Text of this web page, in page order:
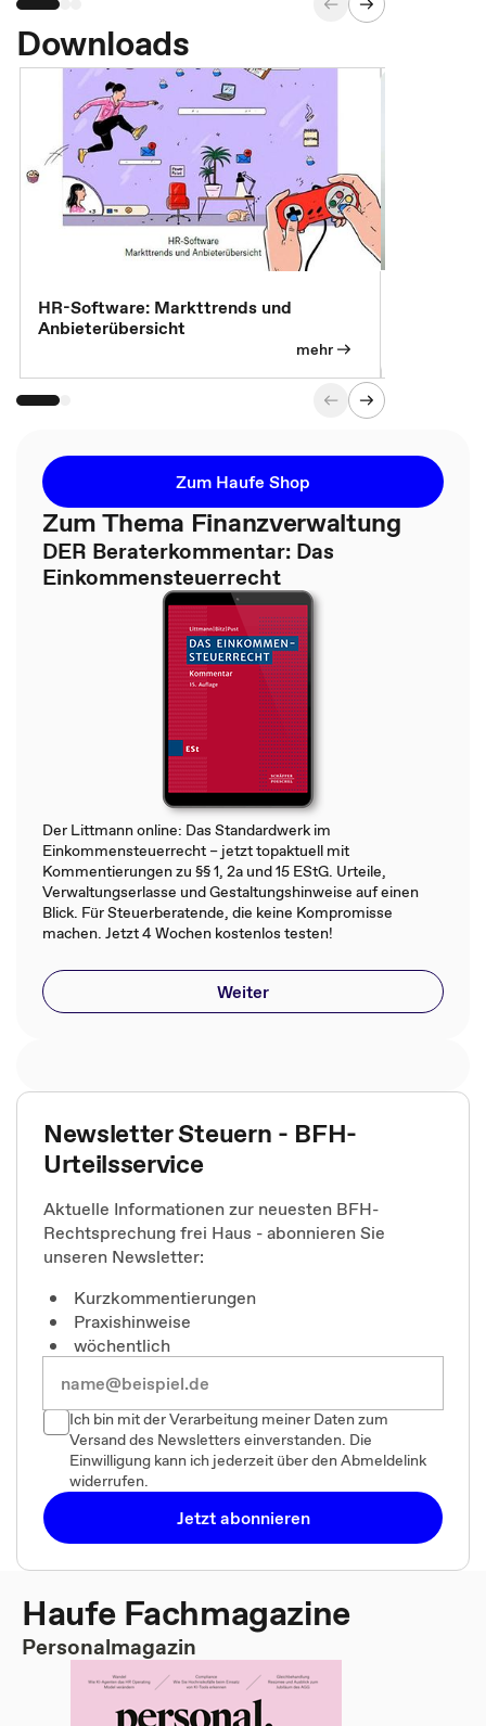
Downloads
HR-Software: Markttrends und
Anbieterübersicht
mehr
Zum Haufe Shop
Zum Thema Finanzverwaltung
DER Beraterkommentar: Das
Einkommensteuerrecht
Der Littmann online: Das Standardwerk im
Einkommensteuerrecht – jetzt topaktuell mit
Kommentierungen zu §§ 1, 2a und 15 EStG. Urteile,
Verwaltungserlasse und Gestaltungshinweise auf einen
Blick. Für Steuerberatende, die keine Kompromisse
machen. Jetzt 4 Wochen kostenlos testen!
Weiter
Newsletter Steuern - BFH-
Urteilsservice
Aktuelle Informationen zur neuesten BFH-
Rechtsprechung frei Haus - abonnieren Sie
unseren Newsletter:
Kurzkommentierungen
Praxishinweise
wöchentlich
Ich bin mit der Verarbeitung meiner Daten zum
Versand des Newsletters einverstanden. Die
Einwilligung kann ich jederzeit über den Abmeldelink
widerrufen.
Jetzt abonnieren
Haufe Fachmagazine
Personalmagazin